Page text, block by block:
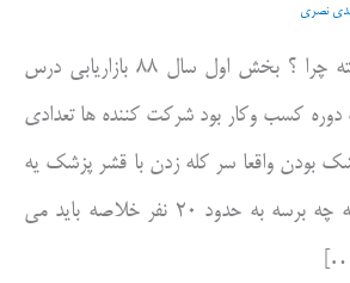
نصری
یک تجربه تاریخ گذشته چرا ؟ بخش اول سال ۸۸ بازاریابی درس
کسب وکار بود شرکت کننده ها تعدادی
بودن واقعا سر کله زدن با قشر پزشک یه
دونه اش هم وحشتناکه چه برسه به حدود ۲۰ نفر خلاصه باید می